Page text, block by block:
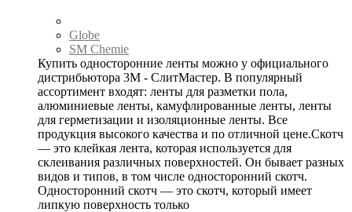
Globe
SM Chemie
Купить односторонние ленты можно у официального
дистрибьютора 3М - СлитМастер. В популярный
ассортимент входят: ленты для разметки пола,
алюминиевые ленты, камуфлированные ленты, ленты
для герметизации и изоляционные ленты. Все
продукция высокого качества и по отличной цене.Скотч
— это клейкая лента, которая используется для
склеивания различных поверхностей. Он бывает разных
видов и типов, в том числе односторонний скотч.
Односторонний скотч — это скотч, который имеет
липкую поверхность только